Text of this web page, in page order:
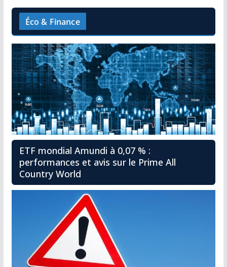
Éco & Finance
ETF mondial Amundi à 0,07 % :
performances et avis sur le Prime All
Country World